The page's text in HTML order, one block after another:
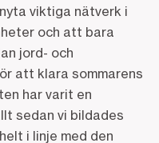
viktiga nätverk i
och att bara
jord- och
att klara sommarens
har varit en
sedan vi bildades
i linje med den